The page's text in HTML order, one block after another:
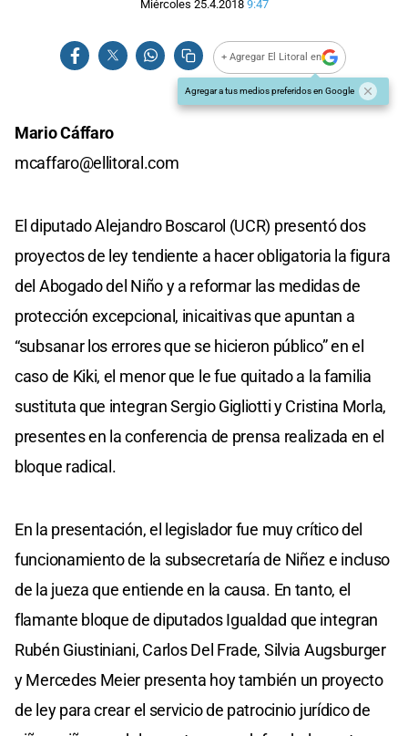
Miércoles 25.4.2018 9:47
+ Agregar El Litoral en
Agregar a tus medios preferidos en Google
Mario Cáffaro
mcaffaro@ellitoral.com
El diputado Alejandro Boscarol (UCR) presentó dos
proyectos de ley tendiente a hacer obligatoria la figura
del Abogado del Niño y a reformar las medidas de
protección excepcional, inicaitivas que apuntan a
“subsanar los errores que se hicieron público” en el
caso de Kiki, el menor que le fue quitado a la familia
sustituta que integran Sergio Gigliotti y Cristina Morla,
presentes en la conferencia de prensa realizada en el
bloque radical.
En la presentación, el legislador fue muy crítico del
funcionamiento de la subsecretaría de Niñez e incluso
de la jueza que entiende en la causa. En tanto, el
flamante bloque de diputados Igualdad que integran
Rubén Giustiniani, Carlos Del Frade, Silvia Augsburger
y Mercedes Meier presenta hoy también un proyecto
de ley para crear el servicio de patrocinio jurídico de